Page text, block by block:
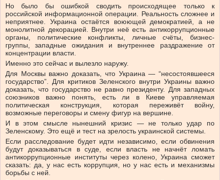
Но было бы ошибкой сводить происходящее только к
российской информационной операции. Реальность сложнее и
неприятнее. Украина остаётся воюющей демократией, а не
монолитной декорацией. Внутри неё есть антикоррупционные
органы, политические конфликты, личные счёты, бизнес-
группы, западные ожидания и внутреннее раздражение от
концентрации власти.
Именно это сейчас и вылезло наружу.
Для Москвы важно доказать, что Украина — “несостоявшееся
государство”. Для критиков Зеленского внутри Украины важно
доказать, что государство не равно президенту. Для западных
союзников важно понять, есть ли в Киеве управляемая
политическая конструкция, которая переживёт войну,
возможные переговоры и смену фигур на вершине.
И в этом смысле нынешний кризис — не только удар по
Зеленскому. Это ещё и тест на зрелость украинской системы.
Если расследование будет идти независимо, если обвинения
будут доказываться в суде, если власть не начнёт ломать
антикоррупционные институты через колено, Украина сможет
сказать: да, у нас есть коррупция, но у нас есть и механизмы
борьбы с ней.